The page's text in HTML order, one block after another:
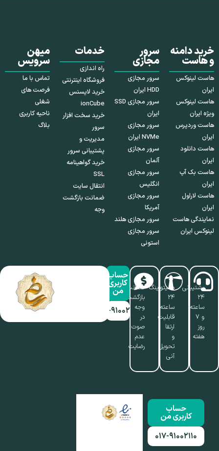
خرید دامنه
و هاست
هاست لینوکس
ایران
هاست لینوکس
ویژه ایران
هاست وردپرس
ایران
هاست دانلود
ایران
هاست بک آپ
ایران
هاست لاراول
ایران
نمایندگی هاست
لینوکس ایران
سرور
مجازی
سرور مجازی
HDD ایران
سرور مجازی SSD
ایران
سرور مجازی
NVMe ایران
سرور مجازی
آلمان
سرور مجازی
انگلیس
سرور مجازی
آمریکا
سرور مجازی هلند
سرور مجازی
استونی
خدمات
راه اندازی
فروشگاه اینترنتی
خرید لایسنس
ionCube
خرید سخت افزار
سرور
مدیریت و
پشتیبانی سرور
خرید گواهینامه
SSL
انتقال سایت
ضمانت بازگشت
وجه
میهن
سرویس
تماس با ما
فرصت های
شغلی
ناحیه کاربری
بلاگ
پشتیبانی
۲۴
ساعته
و ۷
روز
هفته
مانیتورینگ
۲۴
ساعته،
قابلیت
ارتقا
تحویل
آنی
ضمانت
بازگشت
وجه
در
صوت
عدم
رضایت
حساب
کاربری
من
۰۱۷-۹۱۰۰۲۱۱۰
حساب
کاربری من
۰۱۷-۹۱۰۰۲۱۱۰